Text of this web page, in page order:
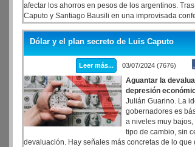
afectar los ahorros en pesos de los argentinos.
Caputo y Santiago Bausili en una improvisada
para intentar calmar a los mercados después de
intensos movimientos, suba de los dólares
caída de las acciones, varios economistas, incluso
catalogaron la medida como un nuevo plan Bonex.
Dólar y el plan secreto de Luis Caputo
Leer más... 03/07/2024 (7676)
Aguantar la
depresión
Julián Guarino. La
gobernadores es
a niveles muy bajos,
tipo de cambio, sin
devaluación. Hay señales más concretas de lo que